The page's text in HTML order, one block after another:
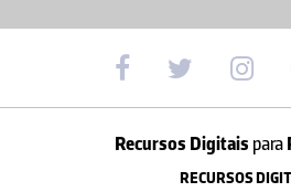
Recursos Digitais para
RECURSOS